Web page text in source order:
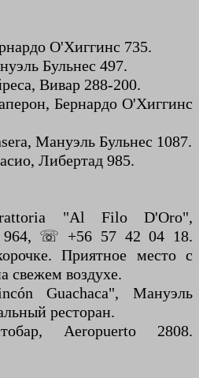
О'Хиггинс 735.
Бульнес 497.
Вивар 288-200.
Бернардо О'Хиггинс
Мануэль Бульнес 1087.
Либертад 985.
"Al Filo D'Oro",
964, ☏ +56 57 42 04 18.
Приятное место с
свежем воздухе.
Guachaca", Мануэль
ресторан.
Aeropuerto 2808.